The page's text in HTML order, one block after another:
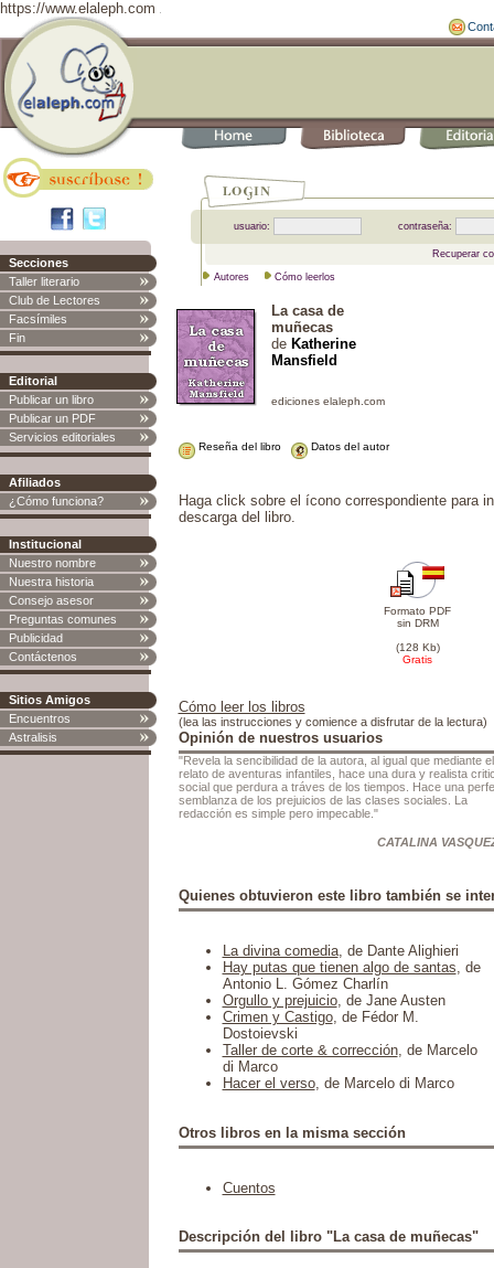
https://www.elaleph.com
Secciones
Taller literario
Club de Lectores
Facsímiles
Fin
Editorial
Publicar un libro
Publicar un PDF
Servicios editoriales
Afiliados
¿Cómo funciona?
Institucional
Nuestro nombre
Nuestra historia
Consejo asesor
Preguntas comunes
Publicidad
Contáctenos
Sitios Amigos
Encuentros
Astralisis
usuario: contraseña:
Recuperar
Autores Cómo leerlos
La casa de
muñecas
de Katherine
Mansfield
Reseña del libro Datos del autor
Haga click sobre el ícono correspondiente para
descarga del libro.
Formato PDF
sin DRM
(128 Kb)
Gratis
Cómo leer los libros
(lea las instrucciones y comience a disfrutar de la lectura)
Opinión de nuestros usuarios
"Revela la sencibilidad de la autora, al igual que mediante el
relato de aventuras infantiles, hace una dura y realista
social que perdura a tráves de los tiempos. Hace una
semblanza de los prejuicios de las clases sociales. La
redacción es simple pero impecable."
CATALINA
Quienes obtuvieron este libro también se
La divina comedia, de Dante Alighieri
Hay putas que tienen algo de santas, de
Antonio L. Gómez Charlín
Orgullo y prejuicio, de Jane Austen
Crimen y Castigo, de Fédor M.
Dostoievski
Taller de corte & corrección, de Marcelo
di Marco
Hacer el verso, de Marcelo di Marco
Otros libros en la misma sección
Cuentos
Descripción del libro "La casa de muñecas"